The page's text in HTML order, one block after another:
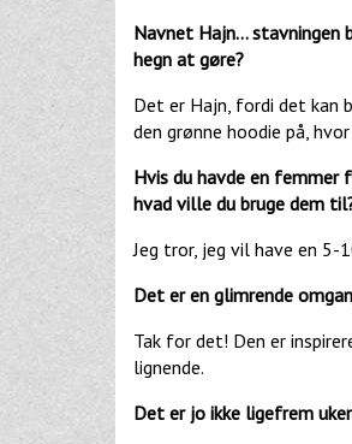
Navnet Hajn… stavningen
hegn at gøre?
Det er Hajn, fordi det kan
den grønne hoodie på,
Hvis du havde en femmer
hvad ville du bruge dem
Jeg tror, jeg vil have en 5-
Det er en glimrende
Tak for det! Den er
lignende.
Det er jo ikke ligefrem